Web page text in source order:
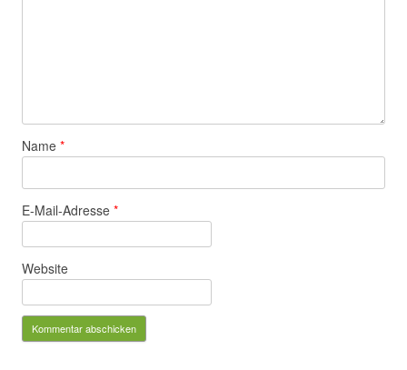
Name *
E-Mail-Adresse *
Website